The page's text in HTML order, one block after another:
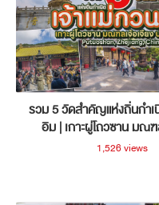
รวม 5 วัดสำคัญแห่งถิ่นกำเ
อิม | เกาะผู่โถวซาน มณฑ
ประเทศจีน
1,526 views